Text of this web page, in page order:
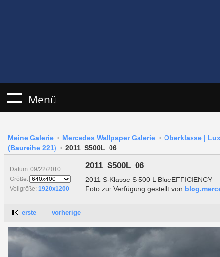
Menü
Meine Galerie Mercedes Wallpaper Galerie
Oberklasse |
(Baureihe 221)
2011_S500L_06
Datum: 09/22/2010
Größe:
Vollgröße: 1920x1200
2011_S500L_06
2011 S-Klasse S 500 L BlueEFFICIENCY
Foto zur Verfügung gestellt von
erste vorherige